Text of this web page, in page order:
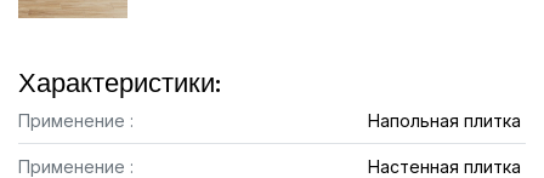
Характеристики:
Применение : Напольная плитка
Применение : Настенная плитка